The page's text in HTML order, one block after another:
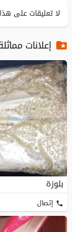
لا تعليقات على هذا
إعلانات
بلوزة
إتصال